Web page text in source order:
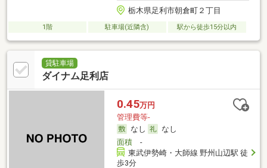
栃木県足利市朝倉町２丁目
1階 駐車場(近隣含) 駅から徒歩15分以内
貸駐車場
ダイナム足利店
0.45万円
管理費等-
なし
なし
面積-
東武伊勢崎・大師線 野州山辺駅 徒
歩3分